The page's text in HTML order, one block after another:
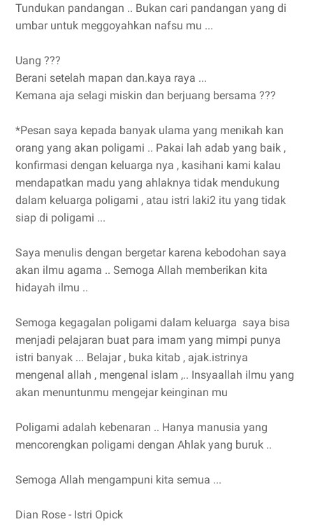
Tundukan pandangan .. Bukan cari pandangan yang di
umbar untuk meggoyahkan nafsu mu ...
Uang ???
Berani setelah mapan dan.kaya raya ...
Kemana aja selagi miskin dan berjuang bersama ???
*Pesan saya kepada banyak ulama yang menikah kan
orang yang akan poligami .. Pakai lah adab yang baik ,
konfirmasi dengan keluarga nya , kasihani kami kalau
mendapatkan madu yang ahlaknya tidak mendukung
dalam keluarga poligami , atau istri laki2 itu yang tidak
siap di poligami ...
Saya menulis dengan bergetar karena kebodohan saya
akan ilmu agama .. Semoga Allah memberikan kita
hidayah ilmu ..
Semoga kegagalan poligami dalam keluarga saya bisa
menjadi pelajaran buat para imam yang mimpi punya
istri banyak ... Belajar , buka kitab , ajak.istrinya
mengenal allah , mengenal islam ,.. Insyaallah ilmu yang
akan menuntunmu mengejar keinginan mu
Poligami adalah kebenaran .. Hanya manusia yang
mencorengkan poligami dengan Ahlak yang buruk ..
Semoga Allah mengampuni kita semua ...
Dian Rose - Istri Opick